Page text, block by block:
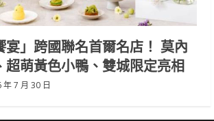
宴」跨國聯名首爾名店！ 莫內
超萌黃色小鴨、雙城限定亮相
年 7 月 30 日